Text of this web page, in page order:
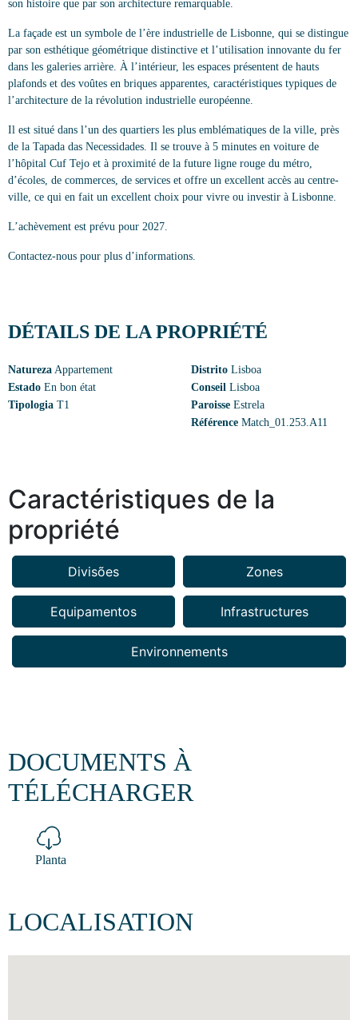
son histoire que par son architecture remarquable.
La façade est un symbole de l’ère industrielle de Lisbonne, qui se distingue
par son esthétique géométrique distinctive et l’utilisation innovante du fer
dans les galeries arrière. À l’intérieur, les espaces présentent de hauts
plafonds et des voûtes en briques apparentes, caractéristiques typiques de
l’architecture de la révolution industrielle européenne.
Il est situé dans l’un des quartiers les plus emblématiques de la ville, près
de la Tapada das Necessidades. Il se trouve à 5 minutes en voiture de
l’hôpital Cuf Tejo et à proximité de la future ligne rouge du métro,
d’écoles, de commerces, de services et offre un excellent accès au centre-
ville, ce qui en fait un excellent choix pour vivre ou investir à Lisbonne.
L’achèvement est prévu pour 2027.
Contactez-nous pour plus d’informations.
DÉTAILS DE LA PROPRIÉTÉ
Natureza Appartement
Estado En bon état
Tipologia T1
Distrito Lisboa
Conseil Lisboa
Paroisse Estrela
Référence Match_01.253.A11
Caractéristiques de la
propriété
Divisões Zones
Equipamentos Infrastructures
Environnements
DOCUMENTS À
TÉLÉCHARGER
Planta
LOCALISATION